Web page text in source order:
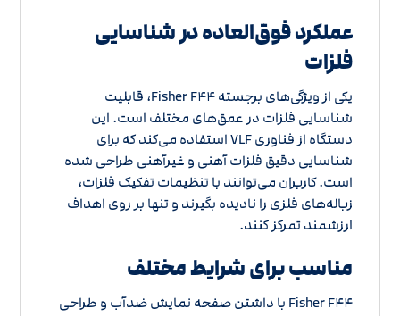
عملکرد فوق‌العاده در شناسایی
فلزات
یکی از ویژگی‌های برجسته Fisher F۴۴، قابلیت
شناسایی فلزات در عمق‌های مختلف است. این
دستگاه از فناوری VLF استفاده می‌کند که برای
شناسایی دقیق فلزات آهنی و غیرآهنی طراحی شده
است. کاربران می‌توانند با تنظیمات تفکیک فلزات،
زباله‌های فلزی را نادیده بگیرند و تنها بر روی اهداف
ارزشمند تمرکز کنند.
مناسب برای شرایط مختلف
Fisher F۴۴ با داشتن صفحه نمایش ضدآب و طراحی